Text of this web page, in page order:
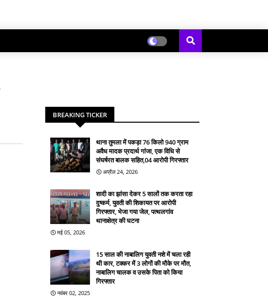
BREAKING TICKER
थाना तुमला में पकड़ा 76 किलो 940 ग्राम
अवैध मादक प्रदार्थ गांजा, एक विधि से
संघर्षरत बालक सहित,04 आरोपी गिरफ्तार
अप्रैल 24, 2026
शादी का झांसा देकर 5 सालों तक करता रहा
दुष्कर्म, युवती की शिकायत पर आरोपी
गिरफ्तार, भेजा गया जेल, पत्थलगांव
थानाक्षेत्र की घटना
मई 05, 2026
15 साल की नाबालिग युवती नशे में चला रही
थी कार, टक्कर में 3 लोगों की मौके पर मौत,
नाबालिग चालक व उसके पिता को किया
गिरफ्तार
नवंबर 02, 2025